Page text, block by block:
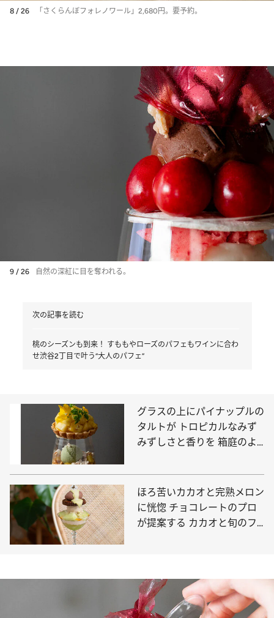
8 / 26 「さくらんぼフォレノワール」2,680円。要予約。
9 / 26 自然の深紅に目を奪われる。
次の記事を読む
桃のシーズンも到来！ すももやローズのパフェもワインに合わ
せ渋谷2丁目で叶う“大人のパフェ”
グラスの上にパイナップルの
タルトが トロピカルなみず
みずしさと香りを 箱庭のよ
ほろ苦いカカオと完熟メロン
に恍惚 チョコレートのプロ
が提案する カカオと旬のフ